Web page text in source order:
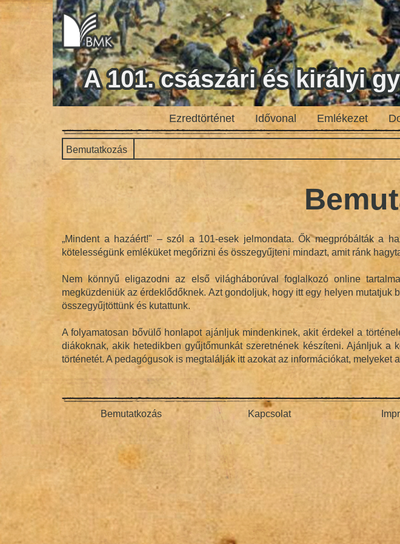
A 101. császári és királyi
Ezredtörténet Idővonal Emlékezet
Bemutatkozás
„Mindent a hazáért!" – szól a 101-esek jelmondata. Ők megpróbálták a
kötelességünk emléküket megőrizni és összegyűjteni mindazt, amit ránk
Nem könnyű eligazodni az első világháborúval foglalkozó online
megküzdeniük az érdeklődőknek. Azt gondoljuk, hogy itt egy helyen
összegyűjtöttünk és kutattunk.
A folyamatosan bővülő honlapot ajánljuk mindenkinek, akit érdekel a
diákoknak, akik hetedikben gyűjtőmunkát szeretnének készíteni. Ajánljuk
történetét. A pedagógusok is megtalálják itt azokat az információkat,
Bemutatkozás Kapcsolat